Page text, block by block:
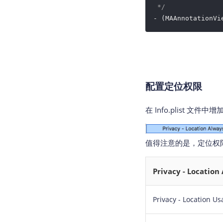
*/
-
配置定位权限
在 Info.plist 文件中增
值得注意的是，定位
Privacy - Location
Privacy - Location